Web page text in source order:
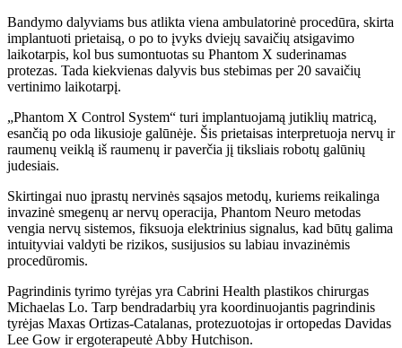
Bandymo dalyviams bus atlikta viena ambulatorinė procedūra, skirta
implantuoti prietaisą, o po to įvyks dviejų savaičių atsigavimo
laikotarpis, kol bus sumontuotas su Phantom X suderinamas
protezas. Tada kiekvienas dalyvis bus stebimas per 20 savaičių
vertinimo laikotarpį.
„Phantom X Control System“ turi implantuojamą jutiklių matricą,
esančią po oda likusioje galūnėje. Šis prietaisas interpretuoja nervų ir
raumenų veiklą iš raumenų ir paverčia jį tiksliais robotų galūnių
judesiais.
Skirtingai nuo įprastų nervinės sąsajos metodų, kuriems reikalinga
invazinė smegenų ar nervų operacija, Phantom Neuro metodas
vengia nervų sistemos, fiksuoja elektrinius signalus, kad būtų galima
intuityviai valdyti be rizikos, susijusios su labiau invazinėmis
procedūromis.
Pagrindinis tyrimo tyrėjas yra Cabrini Health plastikos chirurgas
Michaelas Lo. Tarp bendradarbių yra koordinuojantis pagrindinis
tyrėjas Maxas Ortizas-Catalanas, protezuotojas ir ortopedas Davidas
Lee Gow ir ergoterapeutė Abby Hutchison.